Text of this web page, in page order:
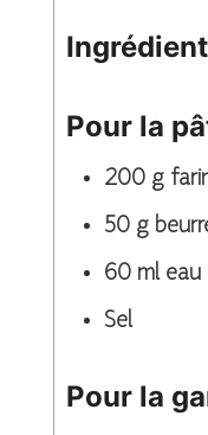
Pour la
200 g
50 g
60 ml eau
Sel
Pour la